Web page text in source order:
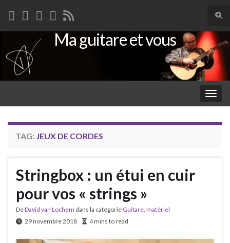
Search for:
Ma guitare et vous
TAG: JEUX DE CORDES
Stringbox : un étui en cuir
pour vos « strings »
DeDavid van Lochem dans la catégorie Guitare matériel
29 novembre 2018
4 mins to read